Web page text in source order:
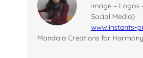
image – Logos
Social Media)
www.instants-
Mandala Creations for